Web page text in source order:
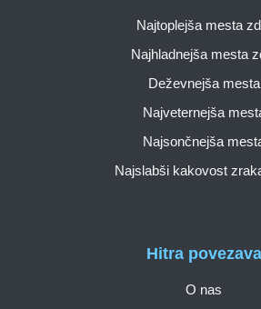
Hitra povezava
O nas
Najtoplejša mesta
Najhladnejša mesta
Deževnejša mesta
Najveternejša
Najsončnejša
Najslabši kakovost